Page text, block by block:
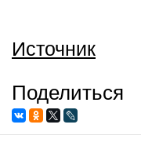
Источник
Поделиться